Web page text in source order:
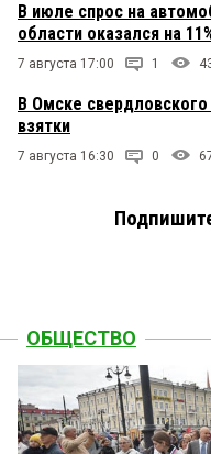
В июле спрос на
области оказался на
7 августа 17:00 1
В Омске
взятки
7 августа 16:30 0
ОБЩЕСТВО